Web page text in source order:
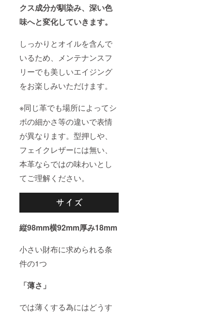
クス成分が馴染み、深い色
味へと変化していきます。
しっかりとオイルを含んで
いるため、メンテナンスフ
リーでも美しいエイジング
をお楽しみいただけます。
※同じ革でも場所によってシ
ボの細かさ等の違いで表情
が異なります。型押しや、
フェイクレザーには無い、
本革ならではの味わいとし
てご理解ください。
縦98mm横92mm厚み18mm
小さい財布に求められる条
件の1つ
「薄さ」
では薄くする為にはどうす